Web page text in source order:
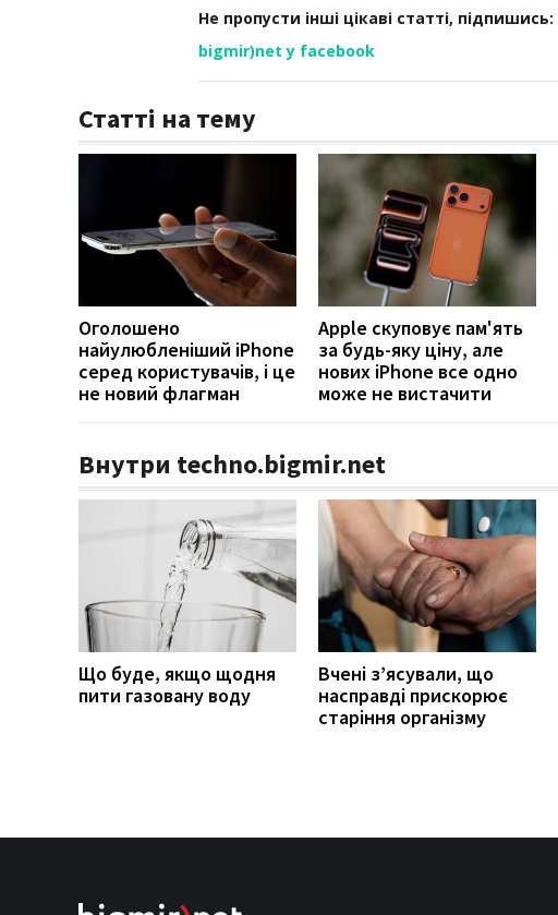
Не пропусти інші цікаві статті, підпишись:
bigmir)net у facebook
Статті на тему
Оголошено
найулюбленіший iPhone
серед користувачів, і це
не новий флагман
Apple скуповує пам'ять
за будь-яку ціну, але
нових iPhone все одно
може не вистачити
Внутри techno.bigmir.net
Що буде, якщо щодня
пити газовану воду
Вчені з’ясували, що
насправді прискорює
старіння організму